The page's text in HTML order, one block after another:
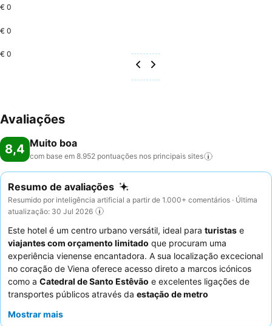
€ 0
€ 0
€ 0
Avaliações
8,4 Muito boa
com base em 8.952 pontuações nos principais sites
Resumo de avaliações
Resumido por inteligência artificial a partir de 1.000+ comentários · Última
atualização: 30 Jul 2026
Este hotel é um centro urbano versátil, ideal para turistas e
viajantes com orçamento limitado que procuram uma
experiência vienense encantadora. A sua localização excecional
no coração de Viena oferece acesso direto a marcos icónicos
como a Catedral de Santo Estêvão e excelentes ligações de
transportes públicos através da estação de metro
gratuito do hotel, com um excelente café, é um destaque
Mostrar mais